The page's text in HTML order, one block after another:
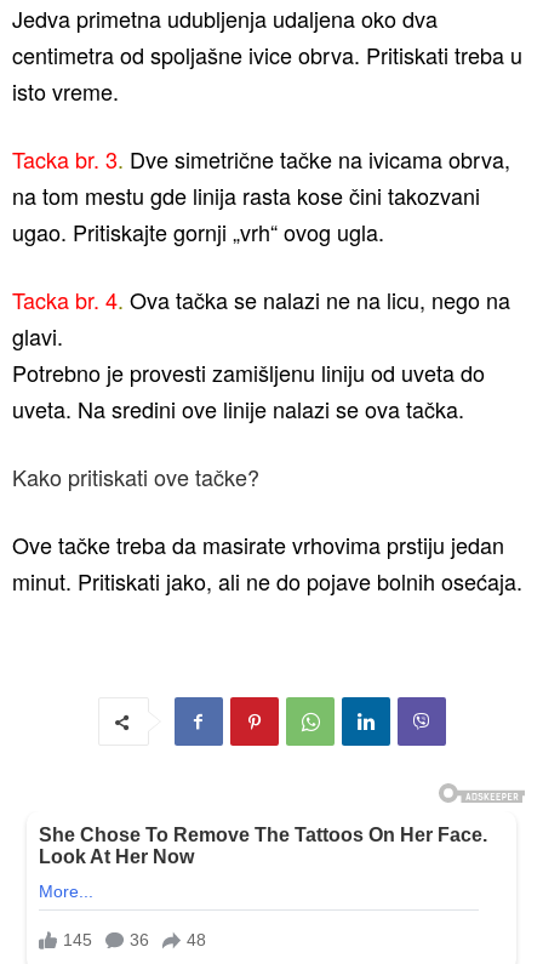
Jedva primetna udubljenja udaljena oko dva
centimetra od spoljašne ivice obrva. Pritiskati treba u
isto vreme.
Tacka br. 3. Dve simetrične tačke na ivicama obrva,
na tom mestu gde linija rasta kose čini takozvani
ugao. Pritiskajte gornji „vrh“ ovog ugla.
Tacka br. 4. Ova tačka se nalazi ne na licu, nego na
glavi.
Potrebno je provesti zamišljenu liniju od uveta do
uveta. Na sredini ove linije nalazi se ova tačka.
Kako pritiskati ove tačke?
Ove tačke treba da masirate vrhovima prstiju jedan
minut. Pritiskati jako, ali ne do pojave bolnih osećaja.